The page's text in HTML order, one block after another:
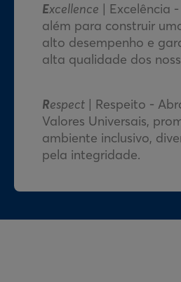
Excellence | Excelência
além para construir
alto desempenho e
alta qualidade dos
Respect | Respeito -
Valores Universais,
ambiente inclusivo,
pela integridade.